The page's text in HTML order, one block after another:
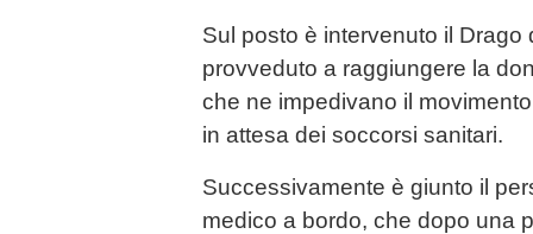
Sul posto è intervenuto il
provveduto a raggiungere la
che ne impedivano il
in attesa dei soccorsi sanitari.
Successivamente è giunto il
medico a bordo, che dopo una